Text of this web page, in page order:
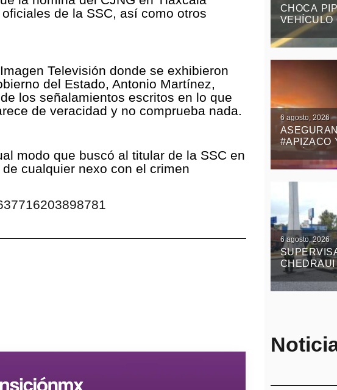
de la SSC, así como otros
Televisión donde se exhibieron
del Estado, Antonio Martínez,
los señalamientos escritos en lo que
de veracidad y no comprueba nada.
modo que buscó al titular de la SSC en
cualquier nexo con el crimen
CHOCA
VEHÍCULO
EL
MILITAR
6 agosto, 2026
#APIZACO
VEHÍCULO
DE ROBO
6 agosto, 2026
TREN